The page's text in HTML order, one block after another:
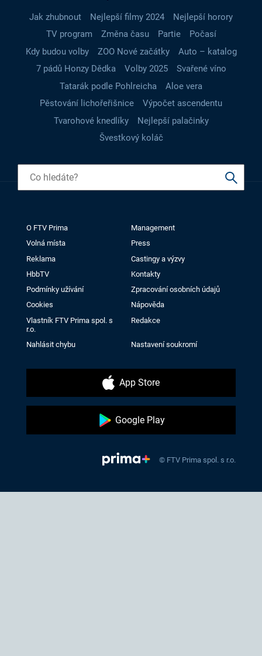
Jak zhubnout Nejlepší filmy 2024
Nejlepší horory
TV program
Změna času Partie
Počasí
Kdy budou volby
ZOO Nové začátky
Auto – katalog
7 pádů Honzy Dědka
Volby 2025
Svařené víno
Tatarák podle Pohlreicha
Aloe vera
Pěstování lichořeřišnice
Výpočet ascendentu
Tvarohové knedlíky
Nejlepší palačinky
Švestkový koláč
O FTV Prima
Management
Volná místa
Press
Reklama
Castingy a výzvy
HbbTV
Kontakty
Podmínky užívání
Zpracování osobních údajů
Cookies
Nápověda
Vlastník FTV Prima spol. s
r.o.
Redakce
Nahlásit chybu Nastavení soukromí
App Store
Google Play
© FTV Prima spol. s r.o.